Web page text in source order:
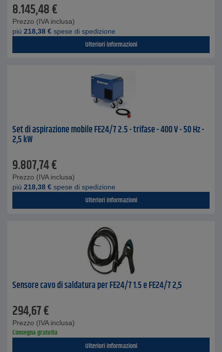
8.145,48€
Prezzo (IVA inclusa)
piú 218,38 € spese di spedizione
Ulteriori informazioni
Set di aspirazione mobile FE24/7 2.5 - trifase - 400 V - 50 Hz -
2,5 kW
9.807,74€
Prezzo (IVA inclusa)
piú 218,38 € spese di spedizione
Ulteriori informazioni
Sensore cavo di saldatura per FE24/7 1.5 e FE24/7 2,5
294,67€
Prezzo (IVA inclusa)
Consegna gratuita
Ulteriori informazioni